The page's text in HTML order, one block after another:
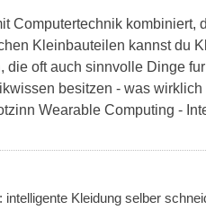
Computertechnik kombiniert,
Kleinbauteilen kannst du
die oft auch sinnvolle Dinge
besitzen - was
Wearable Computing -
Kleidung selber